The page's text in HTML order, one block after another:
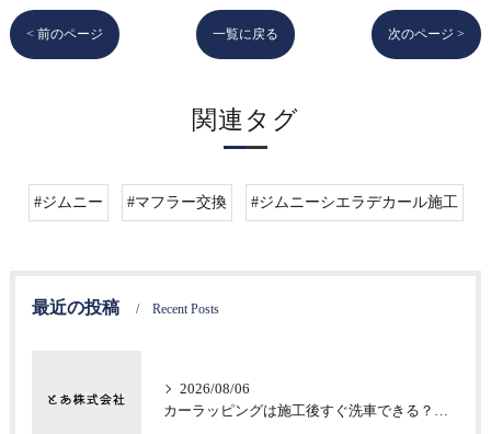
< 前のページ 一覧に戻る 次のページ >
関連タグ
#ジムニー #マフラー交換 #ジムニーシエラデカール施工
最近の投稿 Recent Posts
2026/08/06
カーラッピングは施工後すぐ洗車できる？注意したい初期不具合